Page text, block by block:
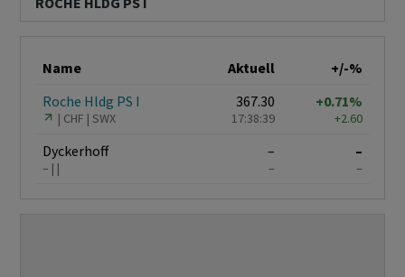
Name Aktuell
+/-%
Roche Hldg PS I
CHF SWX
367.30
17:38:39
+0.71%
+2.60
Dyckerhoff
–
–
–
–
–